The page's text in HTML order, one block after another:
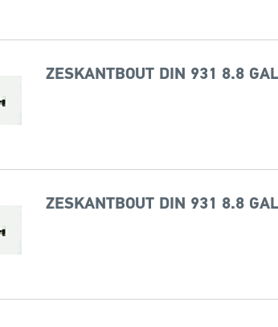
ZESKANTBOUT DIN 931 8.8
ZESKANTBOUT DIN 931 8.8